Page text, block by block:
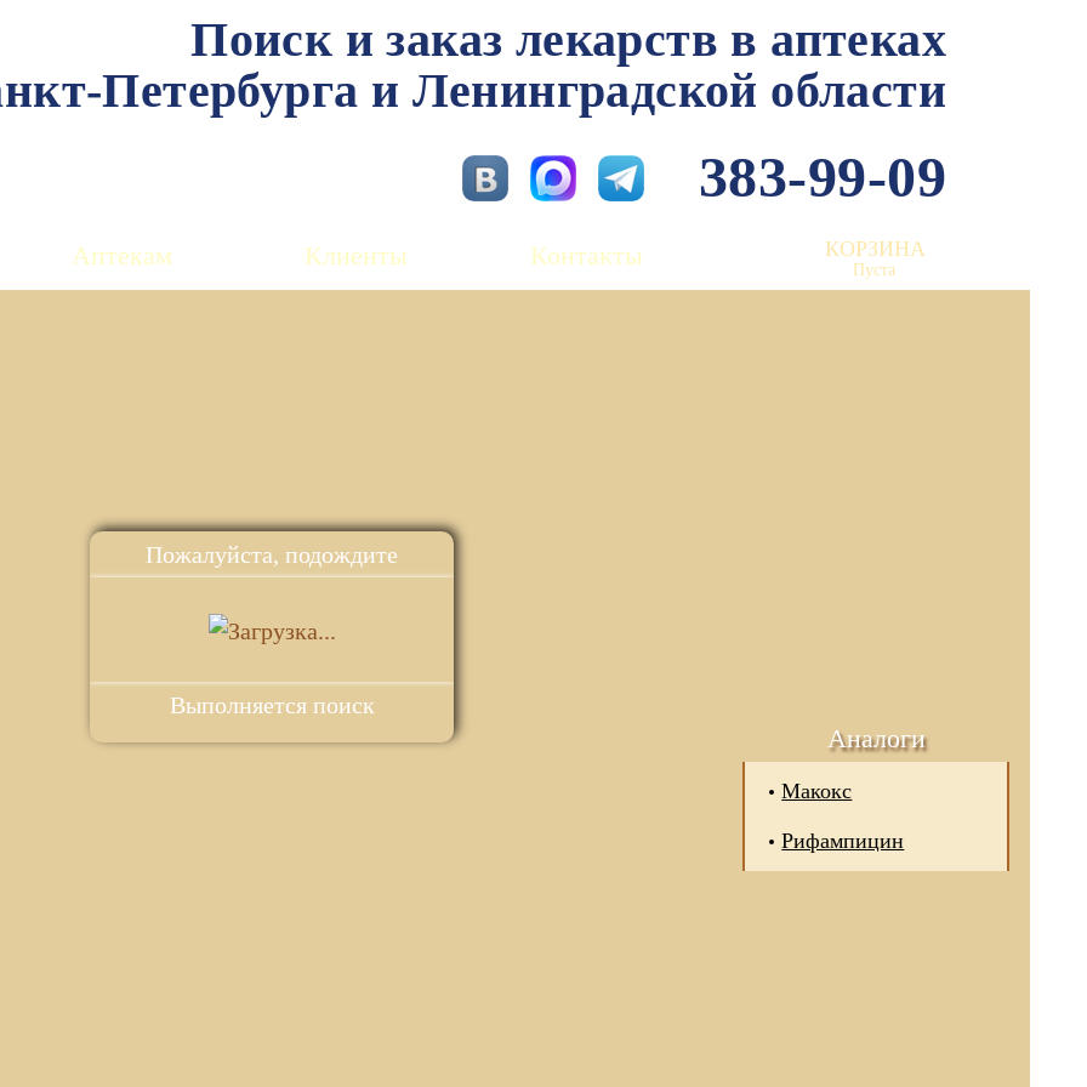
Пожалуйста, подождите
Выполняется поиск
Поиск и заказ лекарств в аптеках
Петербурга и Ленинградской области
383-99-09
Аптекам Клиенты Контакты КОРЗИНА
Пуста
Аналоги
Макокс
Рифампицин